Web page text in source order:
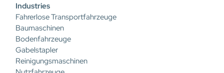
Industries
Fahrerlose Transportfahrzeuge
Baumaschinen
Bodenfahrzeuge
Gabelstapler
Reinigungsmaschinen